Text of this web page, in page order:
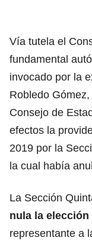
Vía tutela el
fundamental
invocado por la
Robledo
Consejo de
efectos la
2019 por la
la cual había
La Sección
nula la
representante a